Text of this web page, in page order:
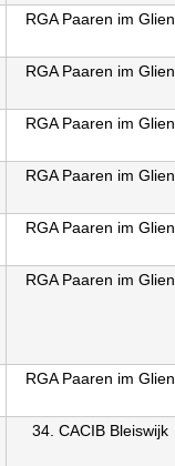
RGA Paaren im Glien
RGA Paaren im Glien
RGA Paaren im Glien
RGA Paaren im Glien
RGA Paaren im Glien
RGA Paaren im Glien
RGA Paaren im Glien
34. CACIB Bleiswijk